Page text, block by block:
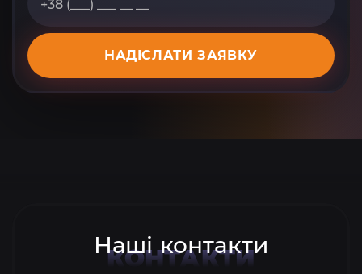
НАДІСЛАТИ ЗАЯВКУ
Наші контакти
КОНТАКТИ